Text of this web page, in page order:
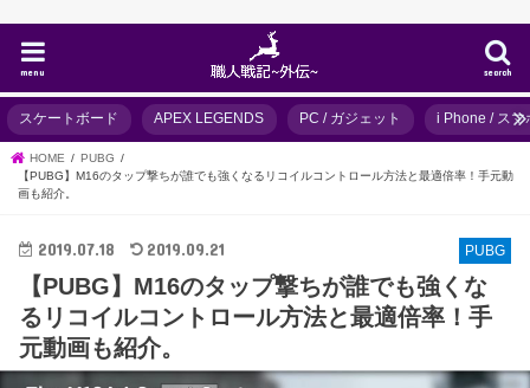
search
menu
スケートボード APEX LEGENDS PC / ガジェット i Phone / スマ
HOME
PUBG
【PUBG】M16のタップ撃ちが誰でも強くなるリコイルコントロール方法と最適倍率！手元動
画も紹介。
PUBG
2019.07.18 2019.09.21
【PUBG】M16のタップ撃ちが誰でも強くな
るリコイルコントロール方法と最適倍率！手
元動画も紹介。